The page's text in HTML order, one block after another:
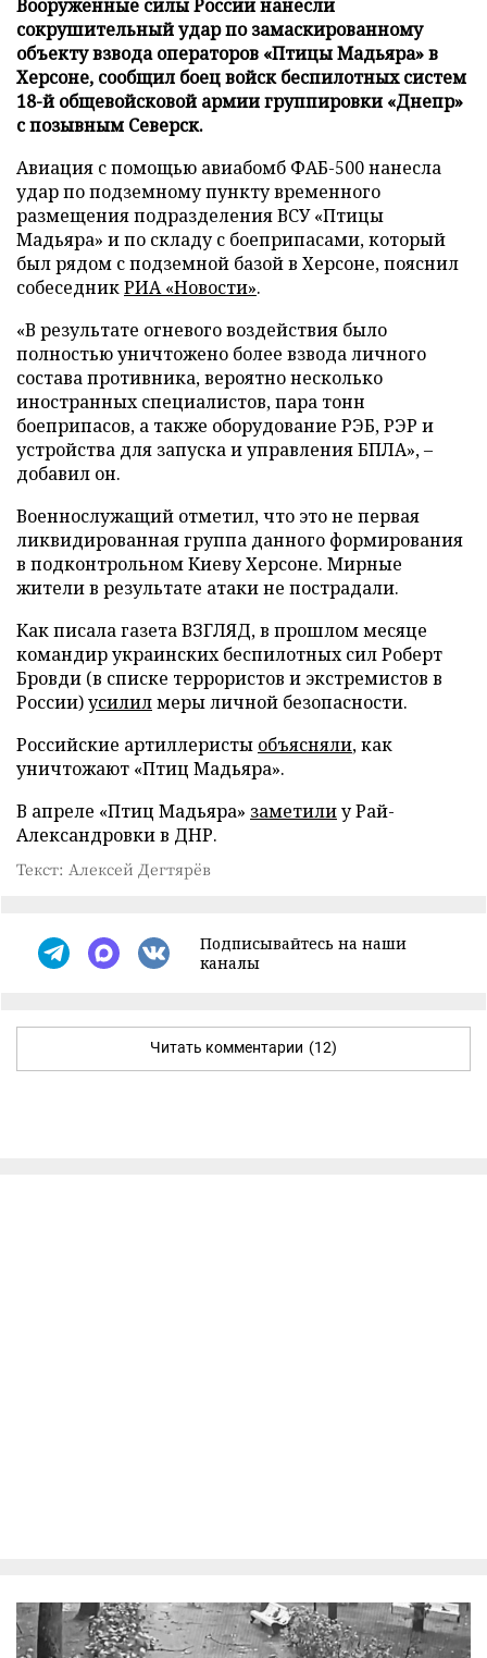
Вооруженные силы России нанесли
сокрушительный удар по замаскированному
объекту взвода операторов «Птицы Мадьяра» в
Херсоне, сообщил боец войск беспилотных систем
18-й общевойсковой армии группировки «Днепр»
с позывным Северск.
Авиация с помощью авиабомб ФАБ-500 нанесла
удар по подземному пункту временного
размещения подразделения ВСУ «Птицы
Мадьяра» и по складу с боеприпасами, который
был рядом с подземной базой в Херсоне, пояснил
собеседникРИА «Новости».
«В результате огневого воздействия было
полностью уничтожено более взвода личного
состава противника, вероятно несколько
иностранных специалистов, пара тонн
боеприпасов, а также оборудование РЭБ, РЭР и
устройства для запуска и управления БПЛА», –
добавил он.
Военнослужащий отметил, что это не первая
ликвидированная группа данного формирования
в подконтрольном Киеву Херсоне. Мирные
жители в результате атаки не пострадали.
Как писала газета ВЗГЛЯД, в прошлом месяце
командир украинских беспилотных сил Роберт
Бровди (в списке террористов и экстремистов в
России)усилилмеры личной безопасности.
Российские артиллеристы объясняли, как
уничтожают «Птиц Мадьяра».
В апреле «Птиц Мадьяра» заметилиу Рай-
Александровки в ДНР.
Текст: Алексей Дегтярёв
Подписывайтесь на наши
каналы
Читать комментарии (12)